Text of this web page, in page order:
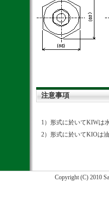
注意事項
1）形式に於いてKIWは
2）形式に於いてKIOは
Copyright (C) 2010